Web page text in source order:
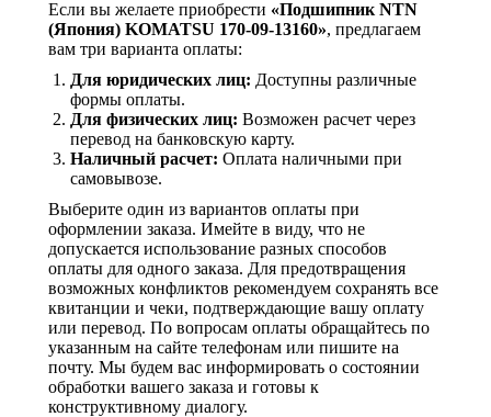
Если вы желаете приобрести «Подшипник NTN
(Япония) KOMATSU 170-09-13160», предлагаем
вам три варианта оплаты:
Для юридических лиц: Доступны различные
формы оплаты.
Для физических лиц: Возможен расчет через
перевод на банковскую карту.
Наличный расчет: Оплата наличными при
самовывозе.
Выберите один из вариантов оплаты при
оформлении заказа. Имейте в виду, что не
допускается использование разных способов
оплаты для одного заказа. Для предотвращения
возможных конфликтов рекомендуем сохранять все
квитанции и чеки, подтверждающие вашу оплату
или перевод. По вопросам оплаты обращайтесь по
указанным на сайте телефонам или пишите на
почту. Мы будем вас информировать о состоянии
обработки вашего заказа и готовы к
конструктивному диалогу.